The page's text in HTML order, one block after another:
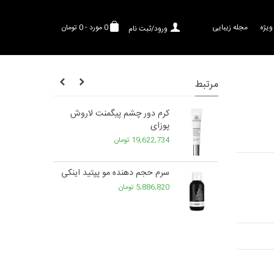
0مورد-0 تومان ورود/ثبت نام مجله زیبایی
مرتبط
کرم دور چشم پیگمنت لاروش
پوزای
19,622,734 تومان
سرم حجم دهنده مو پپتید اینکی
5,886,820 تومان